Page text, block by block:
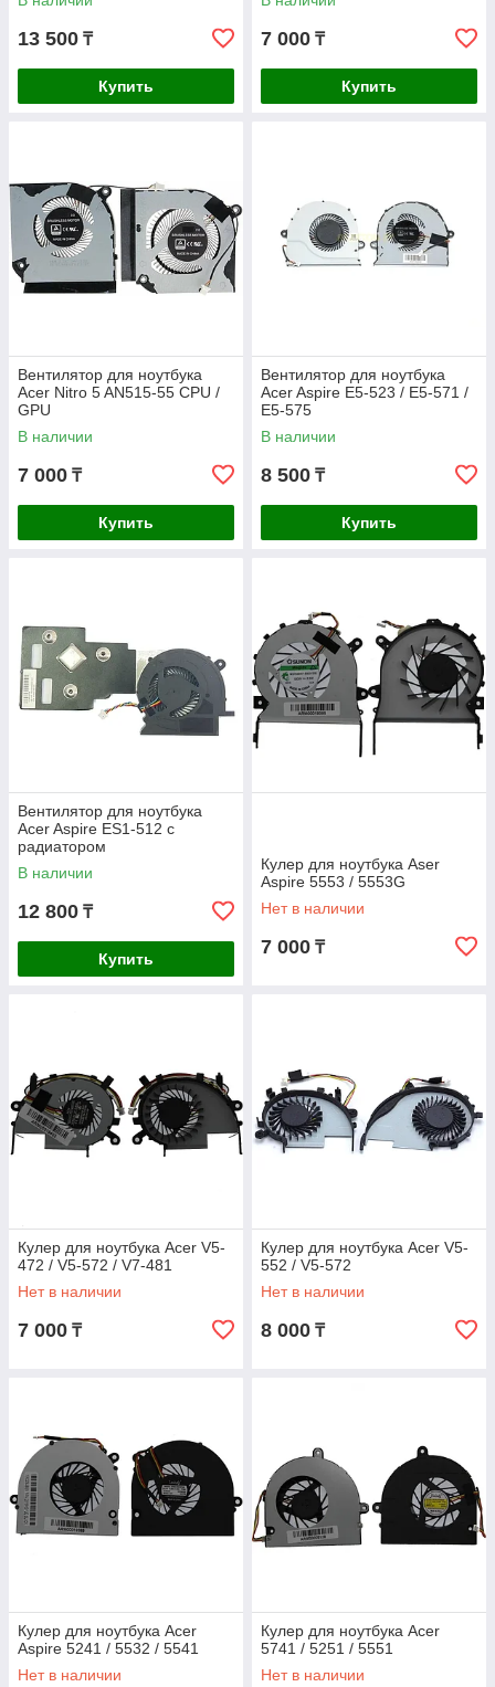
13 500 ₸
Купить
7 000 ₸
Купить
Вентилятор для ноутбука
Acer Nitro 5 AN515-55 CPU /
GPU
В наличии
7 000 ₸
Купить
Вентилятор для ноутбука
Acer Aspire E5-523 / E5-571 /
E5-575
В наличии
8 500 ₸
Купить
Вентилятор для ноутбука
Acer Aspire ES1-512 c
радиатором
В наличии
12 800 ₸
Купить
Кулер для ноутбука Aser
Aspire 5553 / 5553G
Нет в наличии
7 000 ₸
Кулер для ноутбука Acer V5-
472 / V5-572 / V7-481
Нет в наличии
7 000 ₸
Кулер для ноутбука Acer V5-
552 / V5-572
Нет в наличии
8 000 ₸
Кулер для ноутбука Acer
Aspire 5241 / 5532 / 5541
Нет в наличии
Кулер для ноутбука Acer
5741 / 5251 / 5551
Нет в наличии